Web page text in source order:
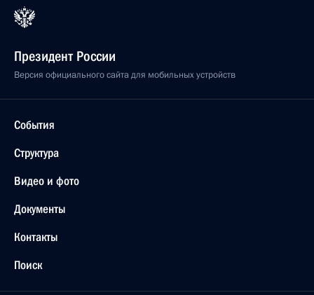
Президент России
Версия официального сайта для мобильных устройств
События
Структура
Видео и фото
Документы
Контакты
Поиск